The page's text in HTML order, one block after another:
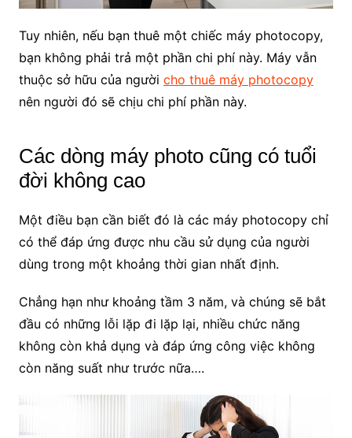
Tuy nhiên, nếu bạn thuê một chiếc máy photocopy,
bạn không phải trả một phần chi phí này. Máy vẫn
thuộc sở hữu của người cho thuê máy photocopy
nên người đó sẽ chịu chi phí phần này.
Các dòng máy photo cũng có tuổi
đời không cao
Một điều bạn cần biết đó là các máy photocopy chỉ
có thể đáp ứng được nhu cầu sử dụng của người
dùng trong một khoảng thời gian nhất định.
Chẳng hạn như khoảng tầm 3 năm, và chúng sẽ bắt
đầu có những lỗi lặp đi lặp lại, nhiều chức năng
không còn khả dụng và đáp ứng công việc không
còn năng suất như trước nữa….